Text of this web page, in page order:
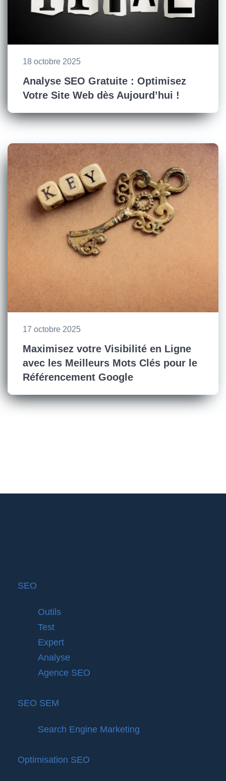
18 octobre 2025
Analyse SEO Gratuite : Optimisez
Votre Site Web dès Aujourd’hui !
17 octobre 2025
Maximisez votre Visibilité en Ligne
avec les Meilleurs Mots Clés pour le
Référencement Google
SEO
Outils
Test
Expert
Analyse
Agence SEO
SEO SEM
Search Engine Marketing
Optimisation SEO